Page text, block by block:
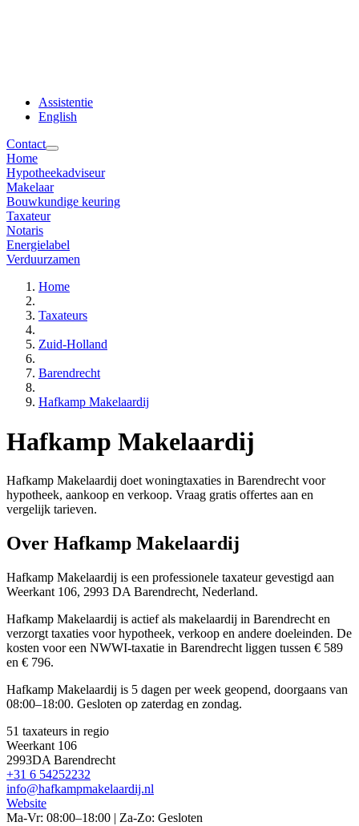
Assistentie
English
Contact
Home
Hypotheekadviseur
Makelaar
Bouwkundige keuring
Taxateur
Notaris
Energielabel
Verduurzamen
Home
Taxateurs
Zuid-Holland
Barendrecht
Hafkamp Makelaardij
Hafkamp Makelaardij
Hafkamp Makelaardij doet woningtaxaties in Barendrecht voor
hypotheek, aankoop en verkoop. Vraag gratis offertes aan en
vergelijk tarieven.
Over Hafkamp Makelaardij
Hafkamp Makelaardij is een professionele taxateur gevestigd aan
Weerkant 106, 2993 DA Barendrecht, Nederland.
Hafkamp Makelaardij is actief als makelaardij in Barendrecht en
verzorgt taxaties voor hypotheek, verkoop en andere doeleinden. De
kosten voor een NWWI-taxatie in Barendrecht liggen tussen € 589
en € 796.
Hafkamp Makelaardij is 5 dagen per week geopend, doorgaans van
08:00–18:00. Gesloten op zaterdag en zondag.
51 taxateurs in regio
Weerkant 106
2993DA Barendrecht
+31 6 54252232
info@hafkampmakelaardij.nl
Website
Ma-Vr: 08:00–18:00 | Za-Zo: Gesloten